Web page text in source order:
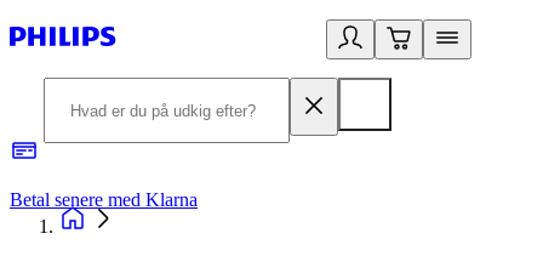
Betal senere med Klarna